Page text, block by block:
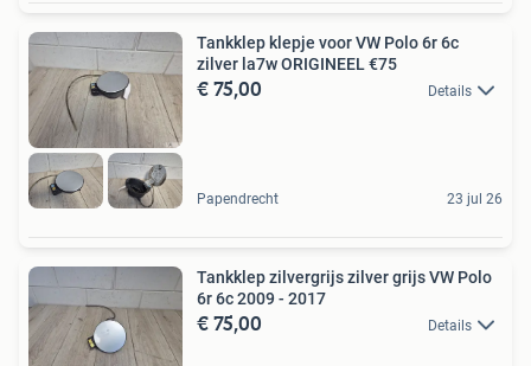
Tankklep klepje voor VW Polo 6r 6c
zilver la7w ORIGINEEL €75
€ 75,00 Details
Papendrecht 23 jul 26
Tankklep zilvergrijs zilver grijs VW Polo
6r 6c 2009 - 2017
€ 75,00 Details